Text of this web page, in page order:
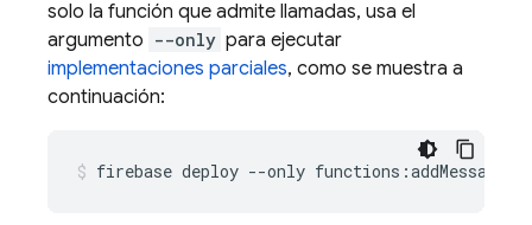
solo la función que admite llamadas, usa el
argumento --only para ejecutar
implementaciones parciales, como se muestra a
continuación: